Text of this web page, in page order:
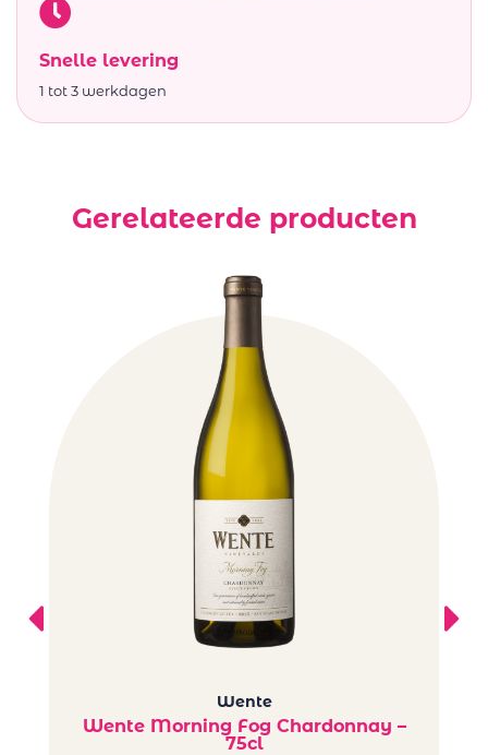
Snelle levering
1 tot 3 werkdagen
Gerelateerde producten
Wente
Wente Morning Fog Chardonnay –
75cl